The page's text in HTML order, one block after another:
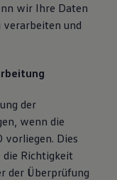
wir Ihre Daten
verarbeiten und
der
wenn die
vorliegen. Dies
die Richtigkeit
der Überprüfung